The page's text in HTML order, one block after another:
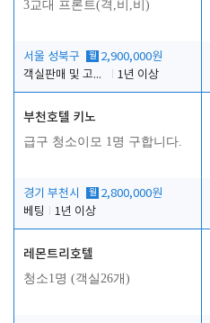
3교대 프론트(격,비,비)
서울 성북구 월 2,900,000원
객실판매 및 고객응대
1년 이상
부천호텔 키노
급구 청소이모 1명 구합니다.
경기 부천시 월 2,800,000원
베팅
1년 이상
레몬트리호텔
청소1명 (객실26개)